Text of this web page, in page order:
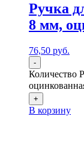
Ручка
8 мм,
76,50 руб.
-
Количество
+
В корзину